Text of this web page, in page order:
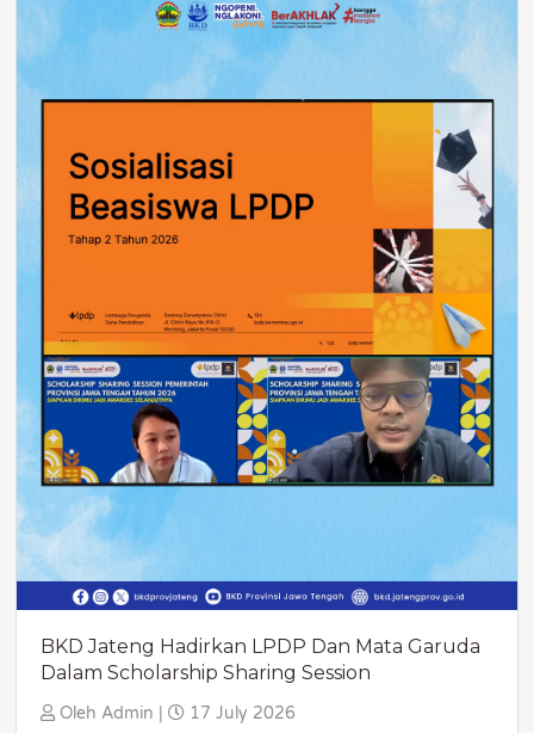
BKD Jateng Hadirkan LPDP Dan Mata Garuda
Dalam Scholarship Sharing Session
Oleh Admin | 17 July 2026